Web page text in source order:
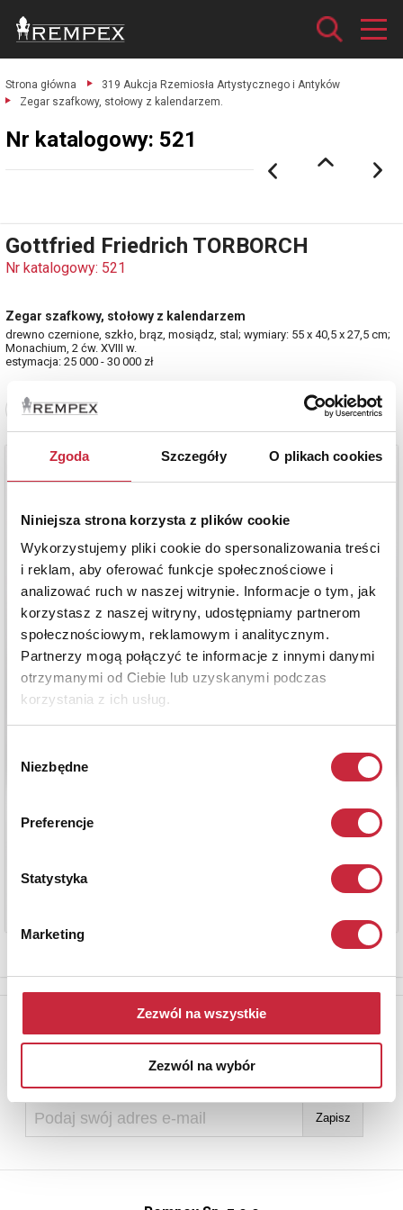
Zgoda Szczegóły O plikach cookies
Niniejsza strona korzysta z plików cookie
Wykorzystujemy pliki cookie do spersonalizowania treści
i reklam, aby oferować funkcje społecznościowe i
analizować ruch w naszej witrynie. Informacje o tym, jak
korzystasz z naszej witryny, udostępniamy partnerom
społecznościowym, reklamowym i analitycznym.
Partnerzy mogą połączyć te informacje z innymi danymi
otrzymanymi od Ciebie lub uzyskanymi podczas
korzystania z ich usług.
zgody
Niezbędne
Preferencje
Statystyka
Marketing
Zezwól na wszystkie
Zezwól na wybór
Strona główna
319 Aukcja Rzemiosła Artystycznego i Antyków
Zegar szafkowy, stołowy z kalendarzem.
Nr katalogowy: 521
Gottfried Friedrich TORBORCH
Nr katalogowy: 521
Zegar szafkowy, stołowy z kalendarzem
drewno czernione, szkło, brąz, mosiądz, stal; wymiary: 55 x 40,5 x 27,5 cm;
Monachium, 2 ćw. XVIII w.
estymacja: 25 000 - 30 000 zł
Zobacz pełne informacje
Newsletter
Aby otrzymywać informacje o nowych aukcjach, prosimy podać
adres e-mail